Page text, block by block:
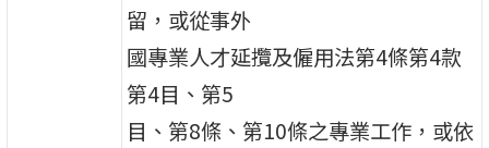
留，或從事外
國專業人才延攬及僱用法第4條第4款
第4目、第5
目、第8條、第10條之專業工作，或依